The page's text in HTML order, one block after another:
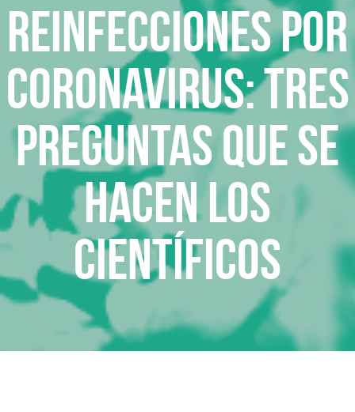
Reinfecciones por
coronavirus: tres
preguntas que se
hacen los
científicos